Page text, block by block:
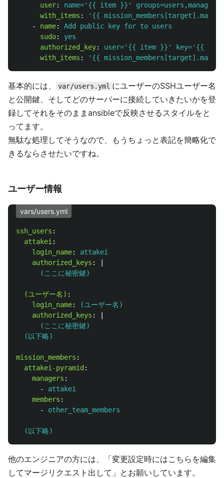
user:
name='{{ item }}' groups=users,managers
with_items : ' {{
-
name:
Add public key for to users
sudo:
yes
authorized_key:
user='{{ item }}' key='{{
with_items : ' {{
基本的には、 var/users.yml にユーザーのSSHユーザー名
と公開鍵、そしてどのサーバーに接続していきたいかを登
録してそれをそのままansibleで反映させるスタイルをと
ってます。
無駄な処理してそうなので、もうちょっと表記を簡略化で
きるならさせたいですね。
ユーザー情報
vars/users.yml
ssh_users :
attakei :
login_name:
attakei
authorized_keys :
(ここに秘密鍵)
(ユーザー名) :
login_name:
(ユーザー名)
authorized_keys :
(ここに秘密鍵)
(以下略)
mission_members :
attakei-pyramid :
managers :
-
attakei
members :
-
other_team_members
(以下略)
他のエンジニアの方には、「変更設定時にはこちらを編集
してマージリクエスト出して」とお願いしています。